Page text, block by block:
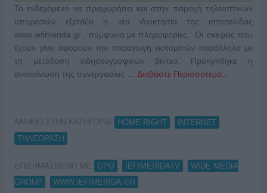
Το ενδεχόμενο να προχωρήσει και στην παροχή τηλεοπτικών
υπηρεσιών εξετάζει η νέα ιδιοκτησία της ιστοσελίδας
www.iefimerida.gr , σύμφωνα με πληροφορίες. Οι σκέψεις που
έχουν γίνει αφορούν την παραγωγή εκπομπών παράλληλα με
τη μετάδοση ειδησεογραφικών βίντεο. Προηγήθηκε η
ανακοίνωση της συνεργασίας … Διαβάστε Περισσότερα...
ΑΝΗΚΕΙ ΣΤΗΝ ΚΑΤΗΓΟΡΙΑ: HOME-RIGHT INTERNET
ΤΗΛΕΟΡΑΣΗ
ΕΠΙΣΗΜΑΣΜΕΝΟ ΜΕ: GPO IEFIMERIDATV
WIDE MEDIA
GROUP
WWW.IEFIMERIDA.GR